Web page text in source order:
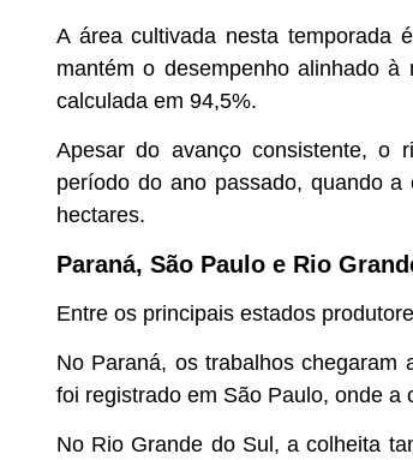
A área cultivada nesta temporada
mantém o desempenho alinhado
calculada em 94,5%.
Apesar do avanço consistente, o
período do ano passado, quando
hectares.
Paraná, São Paulo e Rio
Entre os principais estados
No Paraná, os trabalhos
foi registrado em São Paulo, onde a
No Rio Grande do Sul, a colheita